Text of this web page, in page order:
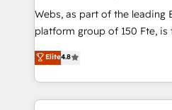
HubSpot pros 📊 Lead
HubSpot Why us? - SIX HubSpot Accreditations -
CRM, Solutions Architecture, Onboarding , Data
Migration, Custom
Webs, as part of the leading
platform group of 150 Fte, is the trusted Elite
HubSpot CRM Partner
maximizing EBITDA and
Excellence. With our
strengthen your digital
Elite4.8